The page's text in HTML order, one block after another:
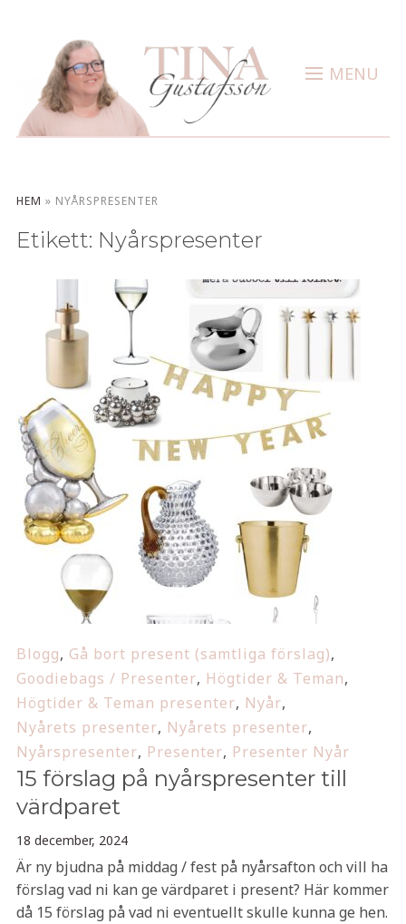
MENU
HEM » NYÅRSPRESENTER
Etikett: Nyårspresenter
Blogg, Gå bort present (samtliga förslag),
Goodiebags / Presenter, Högtider & Teman,
Högtider & Teman presenter, Nyår,
Nyårets presenter, Nyårets presenter,
Nyårspresenter, Presenter, Presenter Nyår
15 förslag på nyårspresenter till
värdparet
18 december, 2024
Är ny bjudna på middag / fest på nyårsafton och vill ha
förslag vad ni kan ge värdparet i present? Här kommer
då 15 förslag på vad ni eventuellt skulle kunna ge hen.